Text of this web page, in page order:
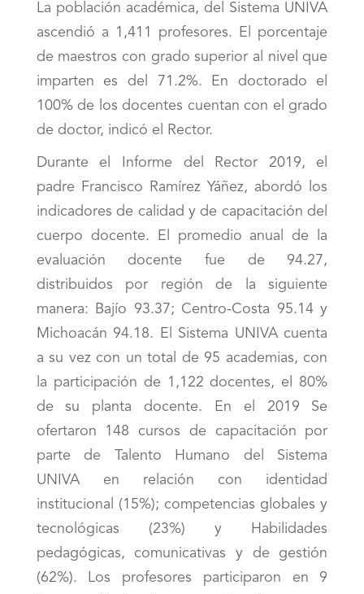
La población académica, del Sistema UNIVA
ascendió a 1,411 profesores. El porcentaje
de maestros con grado superior al nivel que
imparten es del 71.2%. En doctorado el
100% de los docentes cuentan con el grado
de doctor, indicó el Rector.
Durante el Informe del Rector 2019, el
padre Francisco Ramírez Yáñez, abordó los
indicadores de calidad y de capacitación del
cuerpo docente. El promedio anual de la
evaluación docente fue de 94.27,
distribuidos por región de la siguiente
manera: Bajío 93.37; Centro-Costa 95.14 y
Michoacán 94.18. El Sistema UNIVA cuenta
a su vez con un total de 95 academias, con
la participación de 1,122 docentes, el 80%
de su planta docente. En el 2019 Se
ofertaron 148 cursos de capacitación por
parte de Talento Humano del Sistema
UNIVA en relación con identidad
institucional (15%); competencias globales y
tecnológicas (23%) y Habilidades
pedagógicas, comunicativas y de gestión
(62%). Los profesores participaron en 9